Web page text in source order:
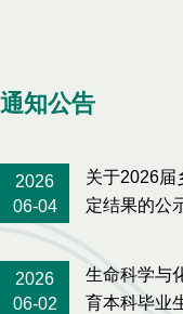
通知公告
2026
06-04
关于2026届
定结果的公
2026
06-02
生命科学与
育本科毕业